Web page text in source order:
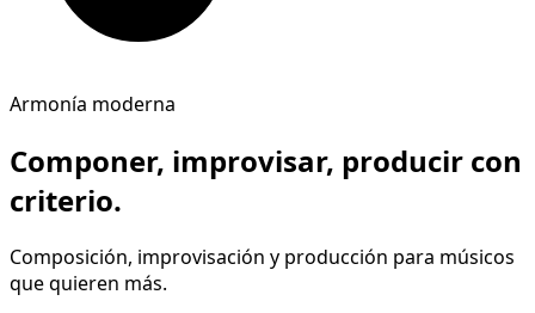
Armonía moderna
Componer, improvisar, producir con
criterio.
Composición, improvisación y producción para músicos
que quieren más.